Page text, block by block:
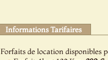
Informations Tarifaires
Forfaits de location disponibles